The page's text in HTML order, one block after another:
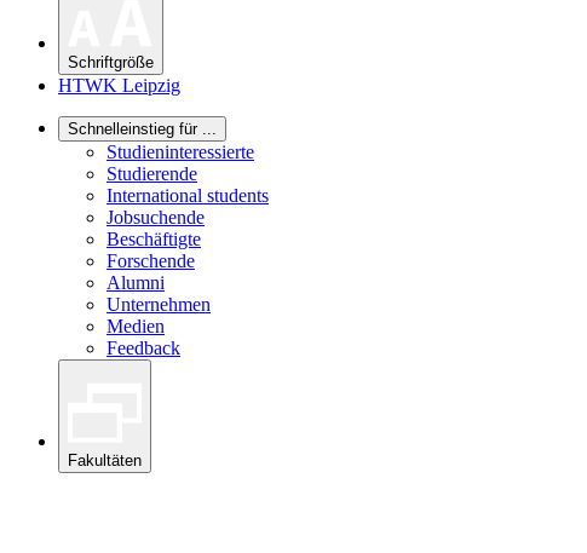
Schriftgröße
HTWK Leipzig
Schnelleinstieg für ...
Studieninteressierte
Studierende
International students
Jobsuchende
Beschäftigte
Forschende
Alumni
Unternehmen
Medien
Feedback
Fakultäten